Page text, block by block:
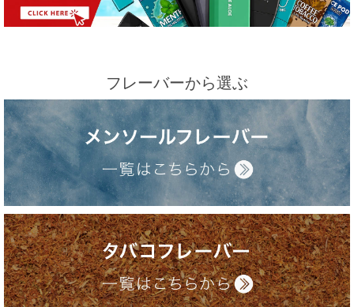
フレーバーから選ぶ